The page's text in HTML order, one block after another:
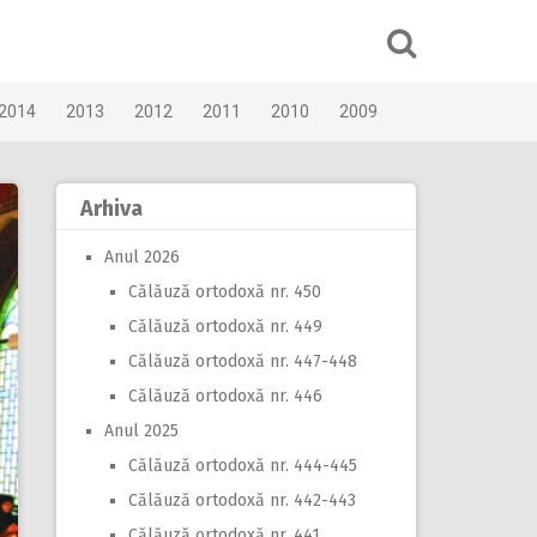
2013 2012 2011 2010 2009
Arhiva
Anul 2026
Călăuză ortodoxă nr. 450
Călăuză ortodoxă nr. 449
Călăuză ortodoxă nr. 447-448
Călăuză ortodoxă nr. 446
Anul 2025
Călăuză ortodoxă nr. 444-445
Călăuză ortodoxă nr. 442-443